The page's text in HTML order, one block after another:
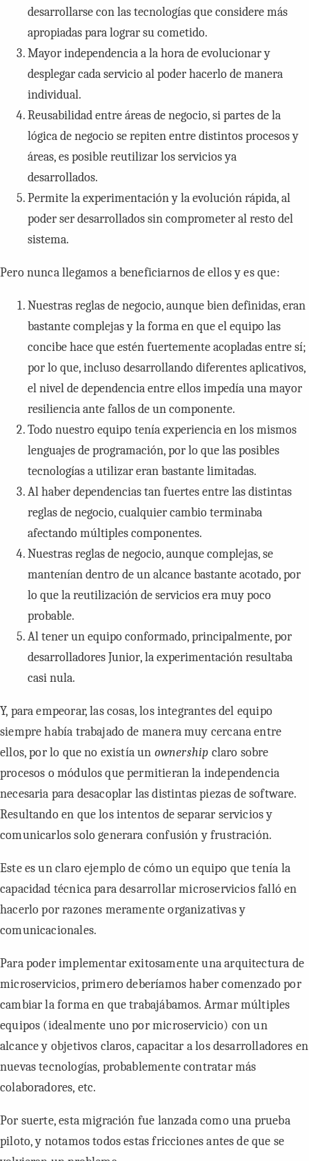
desarrollarse con las tecnologías que considere más
apropiadas para lograr su cometido.
Mayor independencia a la hora de evolucionar y
desplegar cada servicio al poder hacerlo de manera
individual.
Reusabilidad entre áreas de negocio, si partes de la
lógica de negocio se repiten entre distintos procesos y
áreas, es posible reutilizar los servicios ya
desarrollados.
Permite la experimentación y la evolución rápida, al
poder ser desarrollados sin comprometer al resto del
sistema.
Pero nunca llegamos a beneficiarnos de ellos y es que:
Nuestras reglas de negocio, aunque bien definidas, eran
bastante complejas y la forma en que el equipo las
concibe hace que estén fuertemente acopladas entre sí;
por lo que, incluso desarrollando diferentes aplicativos,
el nivel de dependencia entre ellos impedía una mayor
resiliencia ante fallos de un componente.
Todo nuestro equipo tenía experiencia en los mismos
lenguajes de programación, por lo que las posibles
tecnologías a utilizar eran bastante limitadas.
Al haber dependencias tan fuertes entre las distintas
reglas de negocio, cualquier cambio terminaba
afectando múltiples componentes.
Nuestras reglas de negocio, aunque complejas, se
mantenían dentro de un alcance bastante acotado, por
lo que la reutilización de servicios era muy poco
probable.
Al tener un equipo conformado, principalmente, por
desarrolladoresJunior, la experimentación resultaba
casi nula.
Y, para empeorar, las cosas, los integrantes del equipo
siempre había trabajado de manera muy cercana entre
ellos, por lo que no existía un ownership claro sobre
procesos o módulos que permitieran la independencia
necesaria para desacoplar las distintas piezas de software.
Resultando en que los intentos de separar servicios y
comunicarlos solo generara confusión y frustración.
Este es un claro ejemplo de cómo un equipo que tenía la
capacidad técnica para desarrollar microservicios falló en
hacerlo por razones meramente organizativas y
comunicacionales.
Para poder implementar exitosamente una arquitectura de
microservicios, primero deberíamos haber comenzado por
cambiar la forma en que trabajábamos. Armar múltiples
equipos (idealmente uno por microservicio) con un
alcance y objetivos claros, capacitar a los desarrolladores en
nuevas tecnologías, probablemente contratar más
colaboradores, etc.
Por suerte, esta migración fue lanzada como una prueba
piloto, y notamos todos estas fricciones antes de que se